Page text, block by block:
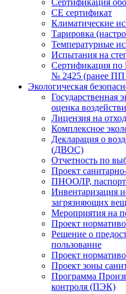
Сертификация
CE cертификат
Климатические
Тарировка
Температурные
Испытания на
Сертификация по
№ 2425 (ранее
Экологическая
Государственная
оценка
Лицензия на
Комплексное
Декларация о
(ДВОС)
Отчетность по
Проект
ПНООЛР,
Инвентаризация
загрязняющих
Мероприятия на
Проект
Решение о
пользование
Проект
Проект зоны
Программа
контроля (ПЭК)